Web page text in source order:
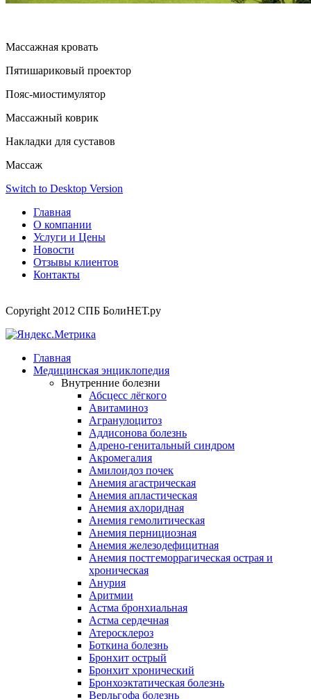
Массажная кровать
Пятишариковый проектор
Пояс-миостимулятор
Массажный коврик
Накладки для суставов
Массаж
Switch to Desktop Version
Главная
О компании
Услуги и Цены
Новости
Отзывы клиентов
Контакты
Copyright 2012 СПБ БолиНЕТ.ру
Главная
Медицинская энциклопедия
Внутренние болезни
Абсцесс лёгкого
Авитаминоз
Агранулоцитоз
Аддисонова болезнь
Адрено-генитальный синдром
Акромегалия
Амилоидоз почек
Анемия агастрическая
Анемия апластическая
Анемия ахлоридная
Анемия гемолитическая
Анемия пернициозная
Анемия железодефицитная
Анемия постгеморрагическая острая и
хроническая
Анурия
Аритмии
Астма бронхиальная
Астма сердечная
Атеросклероз
Боткина болезнь
Бронхит острый
Бронхит хронический
Бронхоэктатическая болезнь
Верльгофа болезнь